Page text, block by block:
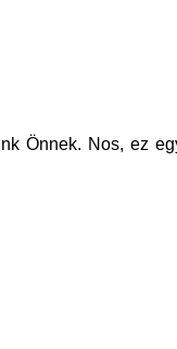
Önnek. Nos, ez